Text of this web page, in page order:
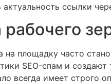
ссылки
площадку часто
SEO-спам и
всегда имеет строго